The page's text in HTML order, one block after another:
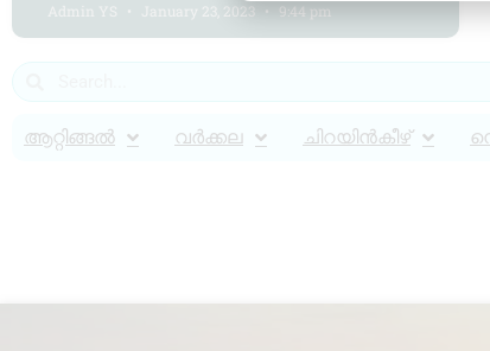
Admin YS January 23, 2023 9:44 pm
ആറ്റിങ്ങൽ വർക്കല ചിറയിൻകീഴ്